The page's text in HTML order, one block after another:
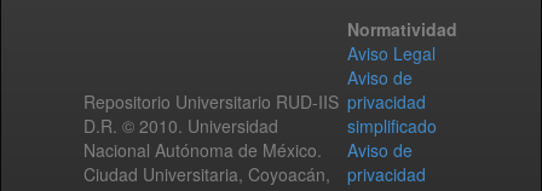
Repositorio Universitario RUD-IIS
D.R. © 2010. Universidad
Nacional Autónoma de México.
Ciudad Universitaria, Coyoacán,
Normatividad
Aviso Legal
Aviso de
privacidad
simplificado
Aviso de
privacidad